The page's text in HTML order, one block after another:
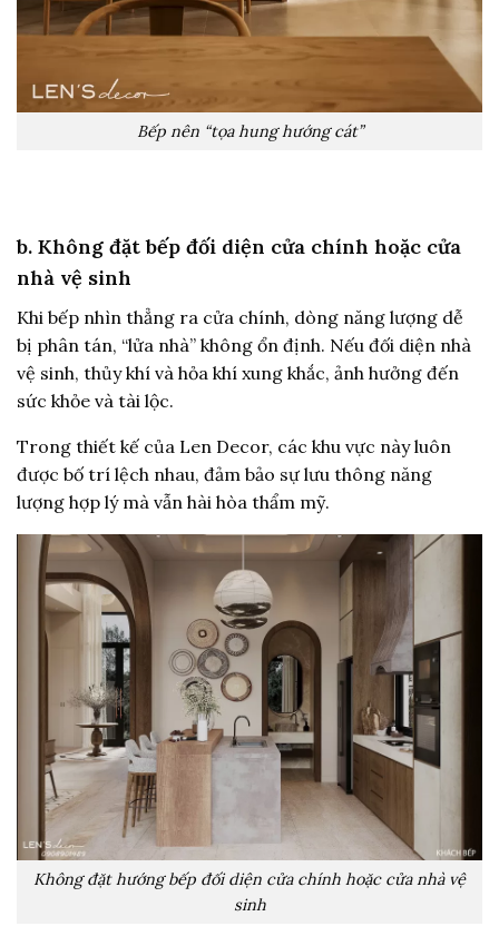
Bếp nên “tọa hung hướng cát”
b. Không đặt bếp đối diện cửa chính hoặc cửa
nhà vệ sinh
Khi bếp nhìn thẳng ra cửa chính, dòng năng lượng dễ
bị phân tán, “lửa nhà” không ổn định. Nếu đối diện nhà
vệ sinh, thủy khí và hỏa khí xung khắc, ảnh hưởng đến
sức khỏe và tài lộc.
Trong thiết kế của Len Decor, các khu vực này luôn
được bố trí lệch nhau, đảm bảo sự lưu thông năng
lượng hợp lý mà vẫn hài hòa thẩm mỹ.
Không đặt hướng bếp đối diện cửa chính hoặc cửa nhà vệ
sinh